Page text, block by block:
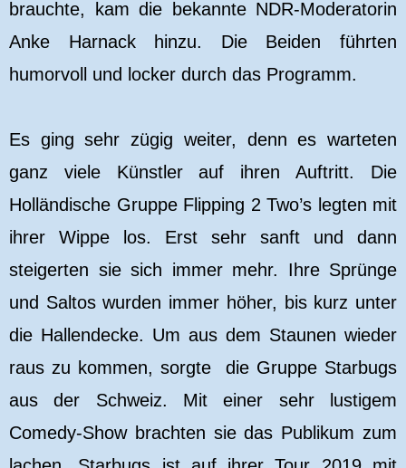
brauchte, kam die bekannte NDR-Moderatorin
Anke Harnack hinzu. Die Beiden führten
humorvoll und locker durch das Programm.
Es ging sehr zügig weiter, denn es warteten
ganz viele Künstler auf ihren Auftritt. Die
Holländische Gruppe Flipping 2 Two’s legten mit
ihrer Wippe los. Erst sehr sanft und dann
steigerten sie sich immer mehr. Ihre Sprünge
und Saltos wurden immer höher, bis kurz unter
die Hallendecke. Um aus dem Staunen wieder
raus zu kommen, sorgte die Gruppe Starbugs
aus der Schweiz. Mit einer sehr lustigem
Comedy-Show brachten sie das Publikum zum